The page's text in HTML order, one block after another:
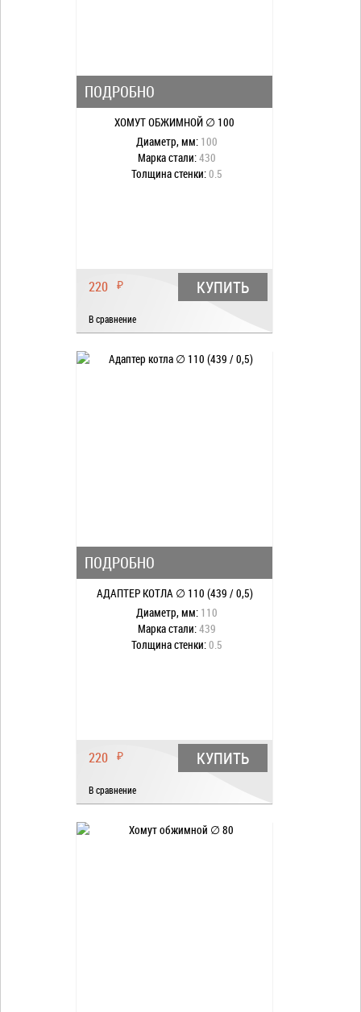
ПОДРОБНО
ХОМУТ ОБЖИМНОЙ ∅ 100
Диаметр, мм: 100
Марка стали:430
Толщина стенки:0.5
220 ₽ КУПИТЬ
В сравнение
ПОДРОБНО
АДАПТЕР КОТЛА ∅ 110 (439 / 0,5)
Диаметр, мм: 110
Марка стали:439
Толщина стенки:0.5
220 ₽ КУПИТЬ
В сравнение